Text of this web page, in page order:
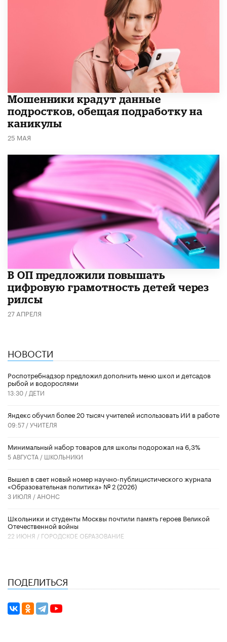
Мошенники крадут данные
подростков, обещая подработку на
каникулы
25 МАЯ
В ОП предложили повышать
цифровую грамотность детей через
рилсы
27 АПРЕЛЯ
НОВОСТИ
Роспотребнадзор предложил дополнить меню школ и детсадов
рыбой и водорослями
13:30 / ДЕТИ
​Яндекс обучил более 20 тысяч учителей использовать ИИ в работе
09:57 /УЧИТЕЛЯ
Минимальный набор товаров для школы подорожал на 6,3%
5 АВГУСТА / ШКОЛЬНИКИ
Вышел в свет новый номер научно-публицистического журнала
«Образовательная политика» № 2 (2026)
3 ИЮЛЯ / АНОНС
Школьники и студенты Москвы почтили память героев Великой
Отечественной войны
22 ИЮНЯ / ГОРОДСКОЕ ОБРАЗОВАНИЕ
ПОДЕЛИТЬСЯ